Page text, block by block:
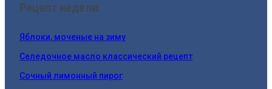
Рецепт недели:
Яблоки, моченые на зиму
Селедочное масло классический рецепт
Сочный лимонный пирог